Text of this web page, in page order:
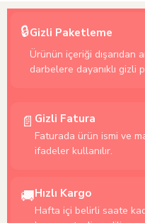
🔒Gizli Paketleme
Ürünün içeriği dışarıdan
darbelere dayanıklı gizli
📄 Gizli Fatura
Faturada ürün ismi ve
ifadeler kullanılır.
🚚Hızlı Kargo
Hafta içi belirli saate